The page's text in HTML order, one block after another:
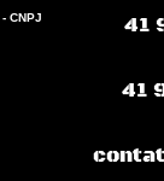
a
CNPJ
41
41